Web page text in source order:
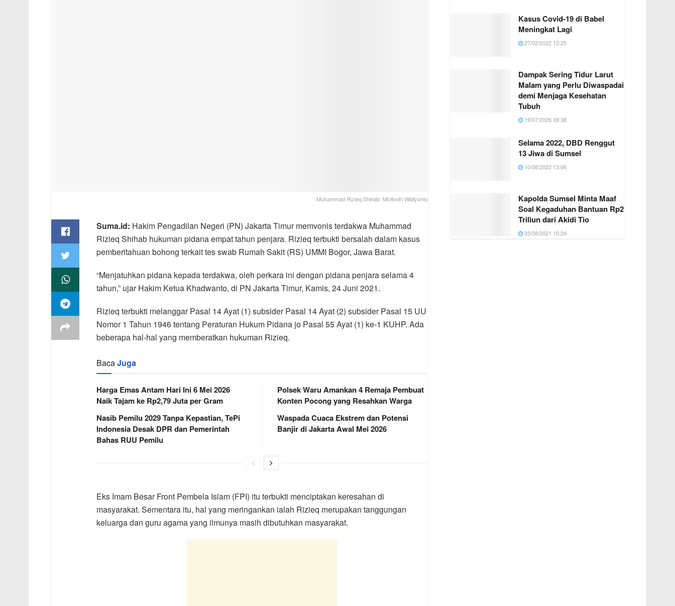
Muhammad Rizieq Shihab. MI/Andri Widiyanto
Suma.id: Hakim Pengadilan Negeri (PN) Jakarta Timur memvonis terdakwa Muhammad
Rizieq Shihab hukuman pidana empat tahun penjara. Rizieq terbukti bersalah dalam kasus
pemberitahuan bohong terkait tes swab Rumah Sakit (RS) UMMI Bogor, Jawa Barat.
“Menjatuhkan pidana kepada terdakwa, oleh perkara ini dengan pidana penjara selama 4
tahun,” ujar Hakim Ketua Khadwanto, di PN Jakarta Timur, Kamis, 24 Juni 2021.
Rizieq terbukti melanggar Pasal 14 Ayat (1) subsider Pasal 14 Ayat (2) subsider Pasal 15 UU
Nomor 1 Tahun 1946 tentang Peraturan Hukum Pidana jo Pasal 55 Ayat (1) ke-1 KUHP. Ada
beberapa hal-hal yang memberatkan hukuman Rizieq.
BacaJuga
Harga Emas Antam Hari Ini 6 Mei 2026
Naik Tajam ke Rp2,79 Juta per Gram
Nasib Pemilu 2029 Tanpa Kepastian, TePi
Indonesia Desak DPR dan Pemerintah
Bahas RUU Pemilu
Polsek Waru Amankan 4 Remaja Pembuat
Konten Pocong yang Resahkan Warga
Waspada Cuaca Ekstrem dan Potensi
Banjir di Jakarta Awal Mei 2026
Eks Imam Besar Front Pembela Islam (FPI) itu terbukti menciptakan keresahan di
masyarakat. Sementara itu, hal yang meringankan ialah Rizieq merupakan tanggungan
keluarga dan guru agama yang ilmunya masih dibutuhkan masyarakat.
Kasus Covid-19 di Babel
Meningkat Lagi
27/02/2022 12:25
Dampak Sering Tidur Larut
Malam yang Perlu Diwaspadai
demi Menjaga Kesehatan
Tubuh
19/07/2026 09:38
Selama 2022, DBD Renggut
13 Jiwa di Sumsel
10/08/2022 13:06
Kapolda Sumsel Minta Maaf
Soal Kegaduhan Bantuan Rp2
Triliun dari Akidi Tio
05/08/2021 15:24